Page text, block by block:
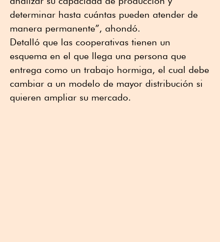
determinar hasta cuántas pueden atender de
manera permanente”, ahondó.
Detalló que las cooperativas tienen un
esquema en el que llega una persona que
entrega como un trabajo hormiga, el cual debe
cambiar a un modelo de mayor distribución si
quieren ampliar su mercado.